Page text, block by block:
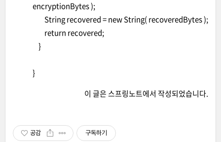
encryptionBytes );
String recovered = new String( recoveredBytes );
return recovered;
}
}
이 글은스프링노트에서 작성되었습니다.
공감 구독하기